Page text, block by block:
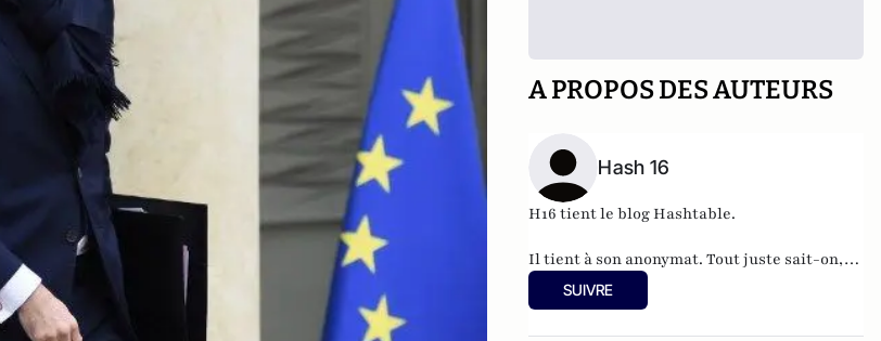
A PROPOS DES AUTEURS
Hash 16
H16 tient le blogHashtable.
Il tient à son anonymat. Tout juste sait-on,
qu'à 37 ans, cet informaticien à l'humour
acerbe habite en Belgique et travaille pour
SUIVRE